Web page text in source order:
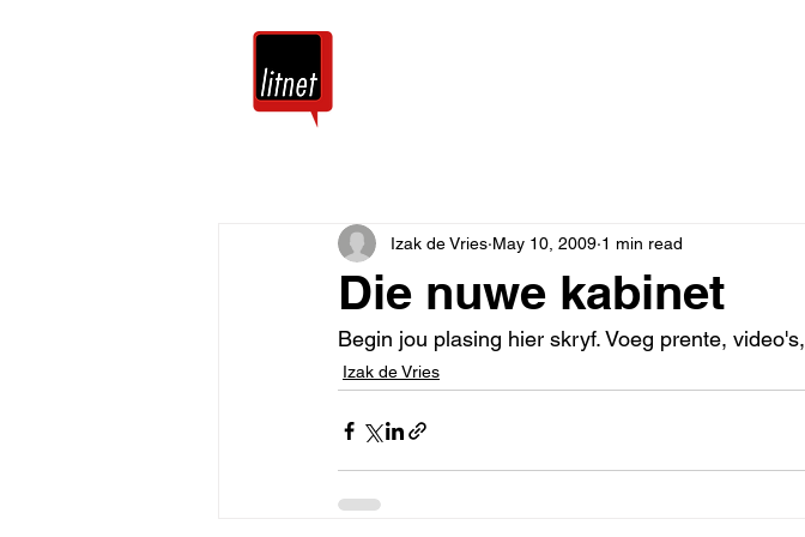
Die nuwe kabinet
Izak de Vries May 10, 2009 1 min read
Begin jou plasing hier skryf. Voeg prente, video's,
Izak de Vries